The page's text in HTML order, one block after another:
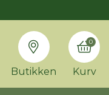
Butikken Kurv
0